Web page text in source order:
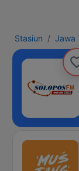
Stasiun Jawa